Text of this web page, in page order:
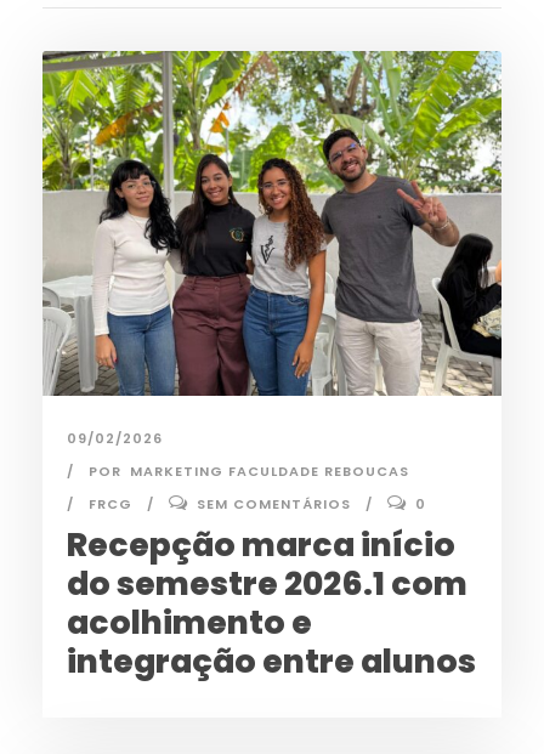
09/02/2026
POR MARKETING FACULDADE REBOUCAS
FRCG
SEM COMENTÁRIOS 0
Recepção marca início
do semestre 2026.1 com
acolhimento e
integração entre alunos